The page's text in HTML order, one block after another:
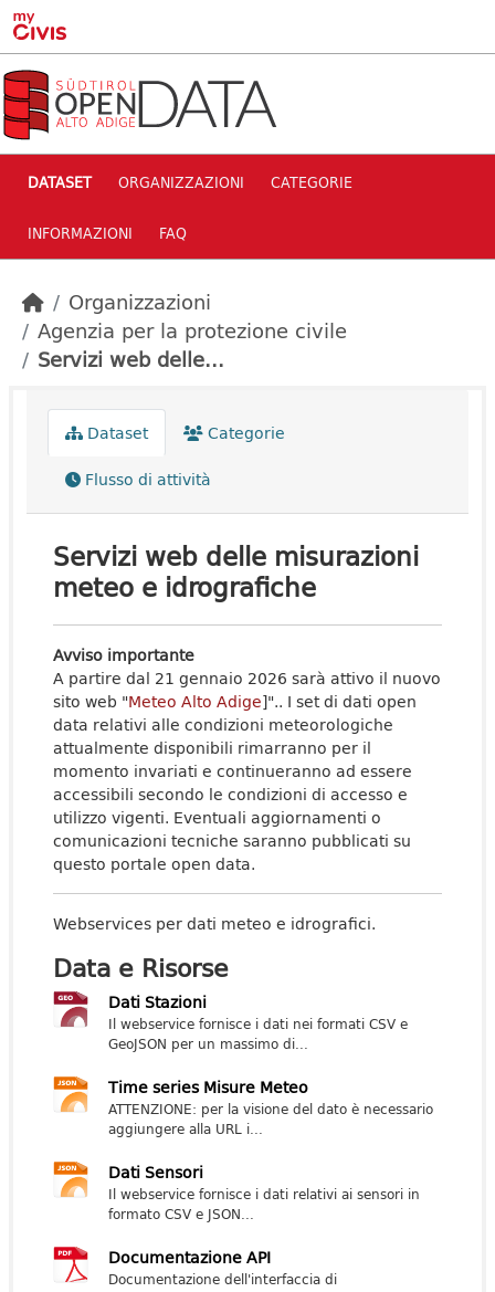
Skip to main content
DATASET ORGANIZZAZIONI CATEGORIE
INFORMAZIONI FAQ
Organizzazioni
Agenzia per la protezione civile
Servizi web delle...
Dataset
Categorie
Flusso di attività
Servizi web delle misurazioni
meteo e idrografiche
Avviso importante
A partire dal 21 gennaio 2026 sarà attivo il nuovo
sito web "Meteo Alto Adige]".. I set di dati open
data relativi alle condizioni meteorologiche
attualmente disponibili rimarranno per il
momento invariati e continueranno ad essere
accessibili secondo le condizioni di accesso e
utilizzo vigenti. Eventuali aggiornamenti o
comunicazioni tecniche saranno pubblicati su
questo portale open data.
Webservices per dati meteo e idrografici.
Data e Risorse
Dati Stazioni
Il webservice fornisce i dati nei formati CSV e
GeoJSON per un massimo di...
Time series Misure Meteo
ATTENZIONE: per la visione del dato è necessario
aggiungere alla URL i...
Dati Sensori
Il webservice fornisce i dati relativi ai sensori in
formato CSV e JSON...
Documentazione API
Documentazione dell'interfaccia di